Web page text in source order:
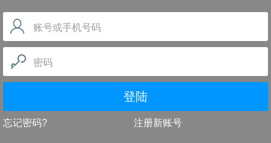
账号或手机号码
密码
登陆
忘记密码? 注册新账号